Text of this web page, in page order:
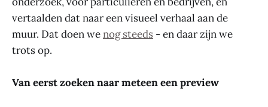
vertaalden dat naar een visueel verhaal aan de
muur. Dat doen wenog steeds - en daar zijn we
trots op.
Van eerst zoeken naar meteen een preview